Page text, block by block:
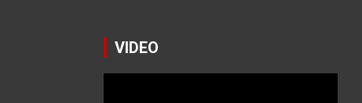
VIDEO